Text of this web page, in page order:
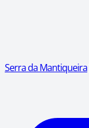
Serra da Mantiqueira